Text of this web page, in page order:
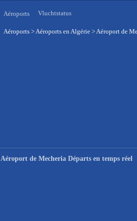
Aéroports Vluchtstatus
Aéroports >Aéroports en Algérie >Aéroport de
Aéroport de Mecheria Départs en temps réel